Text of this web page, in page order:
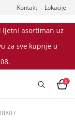
Kontakt Lokacije
ljetni asortiman uz
za sve kupnje u
0
/